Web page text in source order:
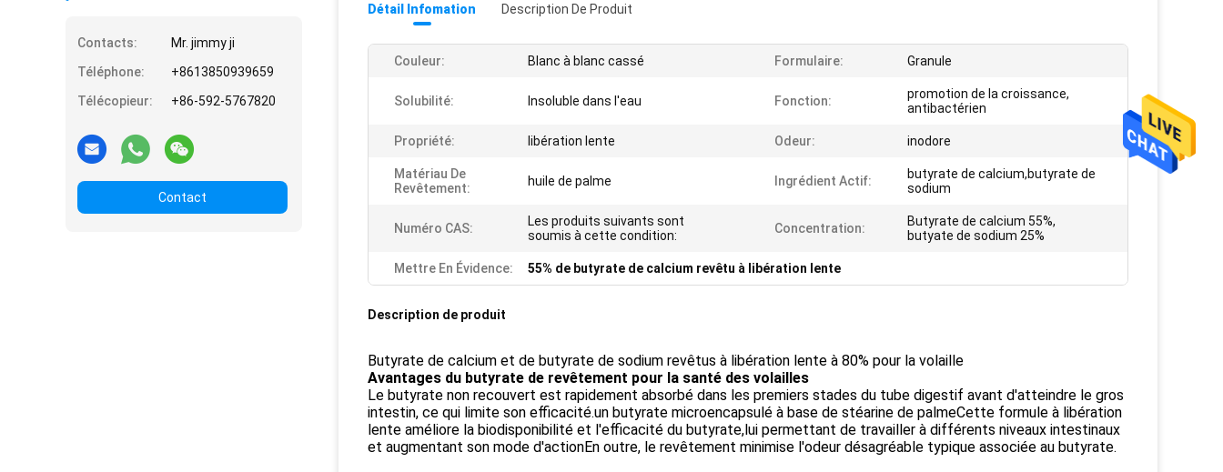
Contacts:
Mr. jimmy ji
Téléphone:
+8613850939659
Télécopieur:
+86-592-5767820
Contact
Détail Infomation Description De Produit
Couleur: Blanc à blanc cassé Formulaire: Granule
Solubilité: Insoluble dans l'eau Fonction:
promotion de la croissance,
antibactérien
Propriété: libération lente Odeur: inodore
Matériau De
Revêtement:
huile de palme Ingrédient Actif:
butyrate de calcium,butyrate de
sodium
Numéro CAS:
Les produits suivants sont
soumis à cette condition:
Concentration:
Butyrate de calcium 55%,
butyate de sodium 25%
Mettre En Évidence: 55% de butyrate de calcium revêtu à libération lente
Description de produit
Butyrate de calcium et de butyrate de sodium revêtus à libération lente à 80% pour la volaille
Avantages du butyrate de revêtement pour la santé des volailles
Le butyrate non recouvert est rapidement absorbé dans les premiers stades du tube digestif avant d'atteindre le gros
intestin, ce qui limite son efficacité.un butyrate microencapsulé à base de stéarine de palmeCette formule à libération
lente améliore la biodisponibilité et l'efficacité du butyrate,lui permettant de travailler à différents niveaux intestinaux
et augmentant son mode d'actionEn outre, le revêtement minimise l'odeur désagréable typique associée au butyrate.